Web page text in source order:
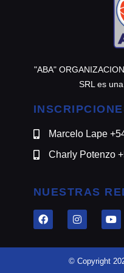
"ABA"
SRL es
Marcelo Lape
Charly Potenzo
NUESTRAS
© Copyright